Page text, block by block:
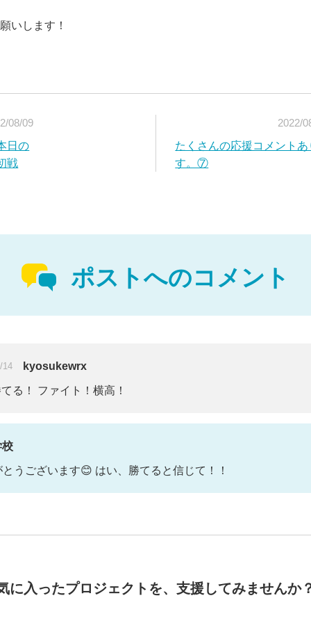
いします！
08/09
日の
戦
2022/
たくさんの応援コメント
す。⑦
ポストへのコメント
14 kyosukewrx
る！ ファイト！横高！
校
うございます😊 はい、勝てると信じて！！
に入ったプロジェクトを、支援してみませんか